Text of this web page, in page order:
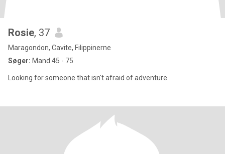
Rosie, 37
Maragondon, Cavite, Filippinerne
Søger: Mand 45 - 75
Looking for someone that isn't afraid of adventure